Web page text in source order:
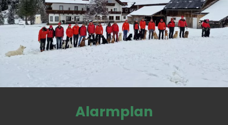
Alarmplan